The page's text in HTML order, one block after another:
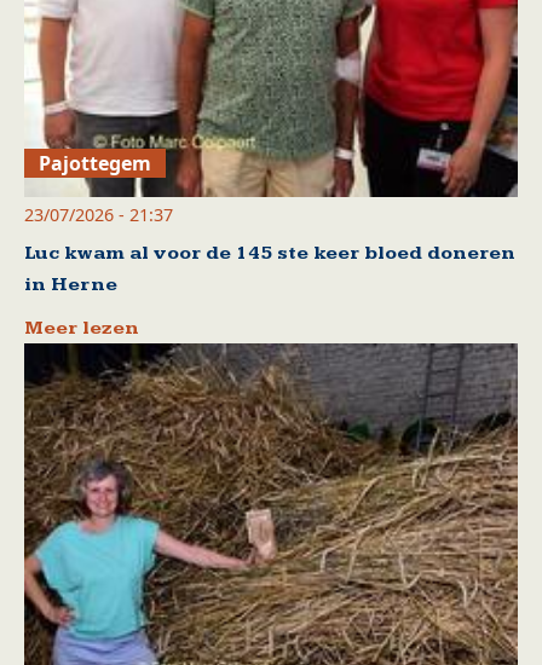
Pajottegem
23/07/2026 - 21:37
Luc kwam al voor de 145 ste keer bloed doneren
in Herne
Meer lezen